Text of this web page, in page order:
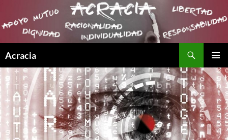
Acracia
MENÚ
AL
CONTENIDO